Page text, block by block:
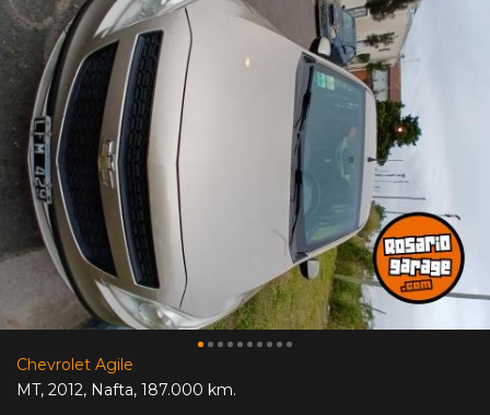
Chevrolet Agile
MT, 2012, Nafta, 187.000 km.